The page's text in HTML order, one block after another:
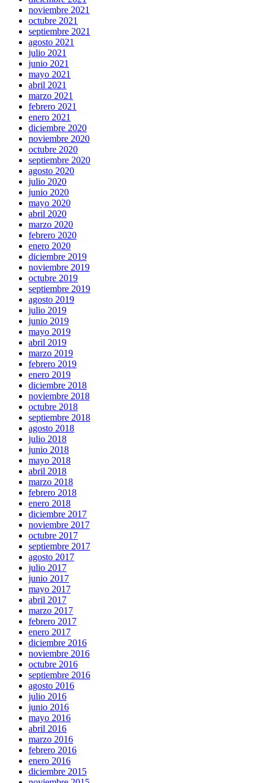
noviembre 2021
octubre 2021
septiembre 2021
agosto 2021
julio 2021
junio 2021
mayo 2021
abril 2021
marzo 2021
febrero 2021
enero 2021
diciembre 2020
noviembre 2020
octubre 2020
septiembre 2020
agosto 2020
julio 2020
junio 2020
mayo 2020
abril 2020
marzo 2020
febrero 2020
enero 2020
diciembre 2019
noviembre 2019
octubre 2019
septiembre 2019
agosto 2019
julio 2019
junio 2019
mayo 2019
abril 2019
marzo 2019
febrero 2019
enero 2019
diciembre 2018
noviembre 2018
octubre 2018
septiembre 2018
agosto 2018
julio 2018
junio 2018
mayo 2018
abril 2018
marzo 2018
febrero 2018
enero 2018
diciembre 2017
noviembre 2017
octubre 2017
septiembre 2017
agosto 2017
julio 2017
junio 2017
mayo 2017
abril 2017
marzo 2017
febrero 2017
enero 2017
diciembre 2016
noviembre 2016
octubre 2016
septiembre 2016
agosto 2016
julio 2016
junio 2016
mayo 2016
abril 2016
marzo 2016
febrero 2016
enero 2016
diciembre 2015